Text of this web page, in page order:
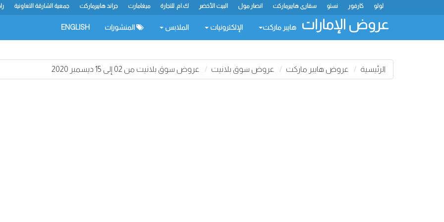
جمعية الشارقة التعاونية جراند هايبرماركت ميغامارت ك.ام. للتجارة البيت الأخضر انصار مول سفاري هايبرماركت نستو كارفور لولو
عروض الإمارات هايبر ماركت الإلكترونيات الملابس المنشورات ENGLISH
الرئيسية عروض هايبر ماركت عروض سوق بلانيت عروض سوق بلانيت من 02 إلى 15 ديسمبر 2020